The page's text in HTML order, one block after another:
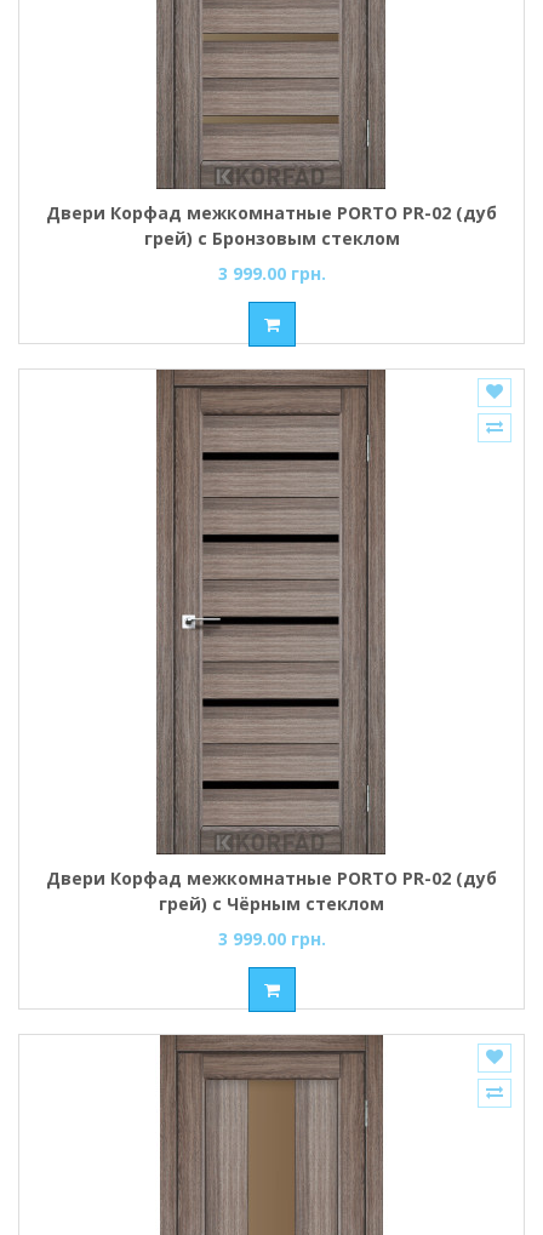
Двери Корфад межкомнатные PORTO PR-02 (дуб
грей) с Бронзовым стеклом
3 999.00 грн.
Двери Корфад межкомнатные PORTO PR-02 (дуб
грей) с Чёрным стеклом
3 999.00 грн.